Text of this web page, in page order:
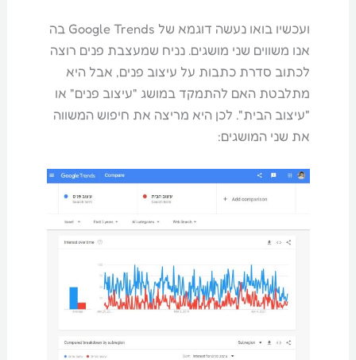
ועכשיו בואו נעשה דוגמא של Google Trends בה
אנו משווים שני מושגים. נניח שמעצבת פנים רוצה
לכתוב סדרת כתבות על עיצוב פנים, אבל היא
מתלבטת האם להתמקד במושג "עיצוב פנים" או
"עיצוב הבית". לכן היא מריצה את חיפוש המשווה
את שני המושגים: